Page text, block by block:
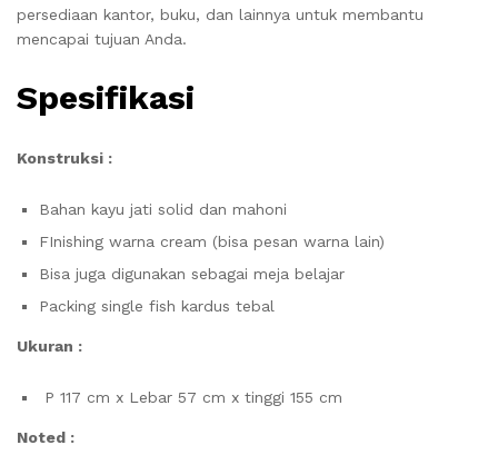
persediaan kantor, buku, dan lainnya untuk membantu
mencapai tujuan Anda.
Spesifikasi
Konstruksi :
Bahan kayu jati solid dan mahoni
FInishing warna cream (bisa pesan warna lain)
Bisa juga digunakan sebagai meja belajar
Packing single fish kardus tebal
Ukuran :
P 117 cm x Lebar 57 cm x tinggi 155 cm
Noted :